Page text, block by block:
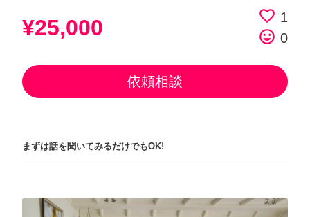
¥25,000 favorite_border 1
tag_faces 0
依頼相談
まずは話を聞いてみるだけでもOK!